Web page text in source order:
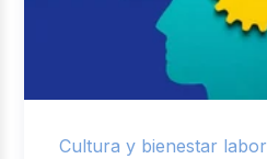
Cultura y bienestar